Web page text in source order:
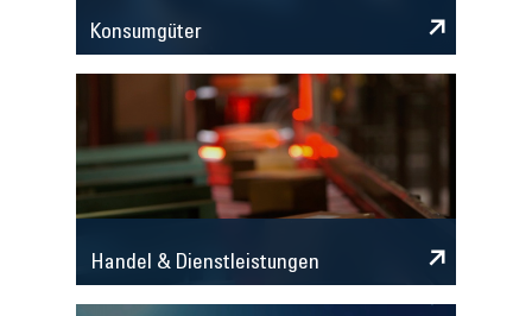
Konsumgüter
Handel & Dienstleistungen